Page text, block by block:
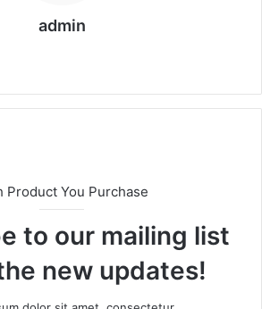
admin
sit
Product You Purchase
to our mailing list
new updates!